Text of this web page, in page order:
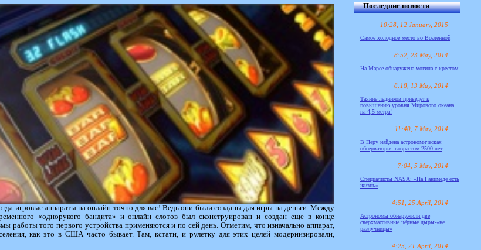
игровые аппараты на онлайн точно для вас! Ведь они были созданы для игры на деньги. Между
«однорукого бандита» и онлайн слотов был сконструирован и создан еще в конце
работы того первого устройства применяются и по сей день. Отметим, что изначально аппарат,
как это в США часто бывает. Там, кстати, и рулетку для этих целей модернизировали,
.
Последние новости
10:28, 12 January, 2015
Самое холодное место во Вселенной
8:52, 23 May, 2014
На Марсе обнаружена могила с крестом
8:18, 13 May, 2014
Таяние ледников приведёт к
повышению уровня Мирового океана
на 4,5 метра!
11:40, 7 May, 2014
В Перу найдена астрономическая
обсерватория возрастом 2500 лет
7:04, 5 May, 2014
Специалисты NASA: «На Ганимеде есть
жизнь»
4:51, 25 April, 2014
Астрономы обнаружили две
сверхмассивные чёрные дыры-«не
разлучницы»
4:23, 21 April, 2014